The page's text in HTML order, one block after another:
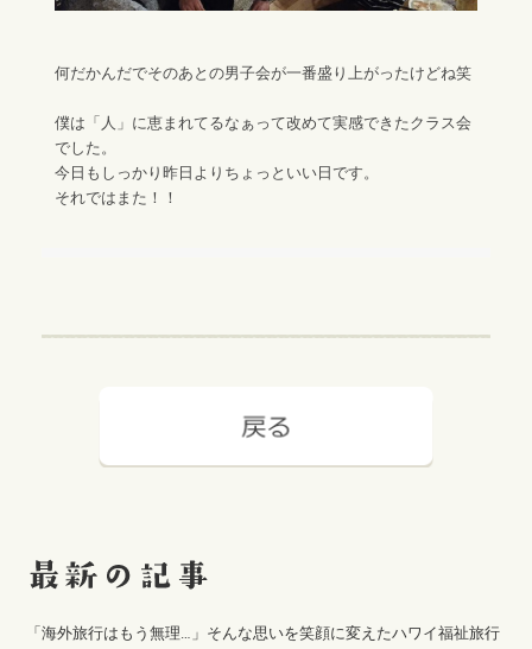
何だかんだでそのあとの男子会が一番盛り上がったけどね笑
僕は「人」に恵まれてるなぁって改めて実感できたクラス会
でした。
今日もしっかり昨日よりちょっといい日です。
それではまた！！
「海外旅行はもう無理…」そんな思いを笑顔に変えたハワイ福祉旅行